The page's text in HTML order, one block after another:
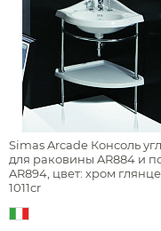
Simas Arcade Консоль
для раковины AR884 и
AR894, цвет: хром
1011cr